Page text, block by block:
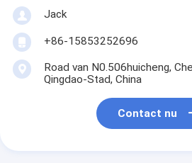
Jack
+86-15853252696
Road van N0.506huicheng,
Qingdao-Stad, China
Contact nu